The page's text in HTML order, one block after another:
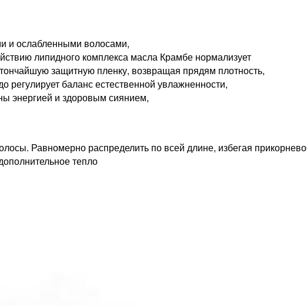
и ослабленными волосами,
липидного комплекса масла Крамбе нормализует
защитную пленку, возвращая прядям плотность,
регулирует баланс естественной увлажненности,
энергией и здоровым сиянием,
Равномерно распределить по всей длине, избегая
тепло